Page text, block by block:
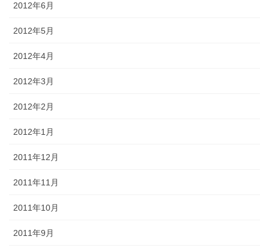
2012年6月
2012年5月
2012年4月
2012年3月
2012年2月
2012年1月
2011年12月
2011年11月
2011年10月
2011年9月